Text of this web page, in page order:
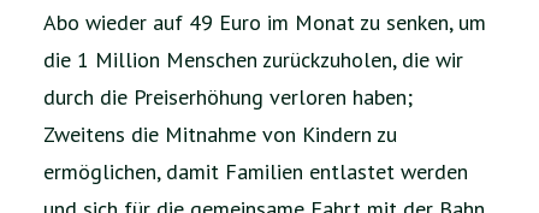
Abo wieder auf 49 Euro im Monat zu senken, um
die 1 Million Menschen zurückzuholen, die wir
durch die Preiserhöhung verloren haben;
Zweitens die Mitnahme von Kindern zu
ermöglichen, damit Familien entlastet werden